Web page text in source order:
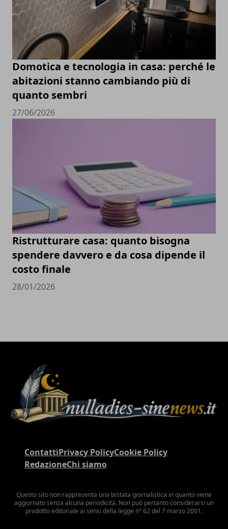
Domotica e tecnologia in casa: perché le
abitazioni stanno cambiando più di
quanto sembri
27/06/2026
Ristrutturare casa: quanto bisogna
spendere davvero e da cosa dipende il
costo finale
28/01/2026
ContattiPrivacy PolicyCookie Policy
RedazioneChi siamo
Questo sito non rappresenta una testata giornalistica in quanto viene
aggiornato senza alcuna periodicità. Non può pertanto considerarsi un
prodotto editoriale ai sensi della legge n° 62 del 7 marzo 2001.